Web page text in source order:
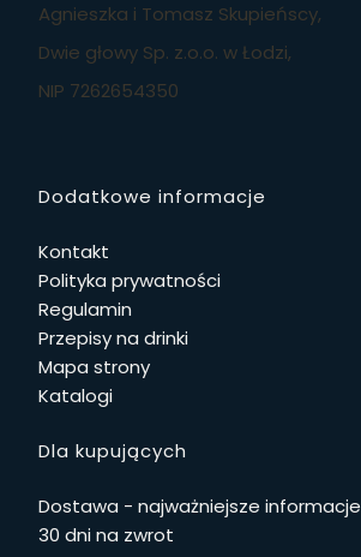
Agnieszka i Tomasz Skupieńscy,
Dwie głowy Sp. z.o.o. w Łodzi,
NIP 7262654350
Linki w stopce
Dodatkowe informacje
Kontakt
Polityka prywatności
Regulamin
Przepisy na drinki
Mapa strony
Katalogi
Dla kupujących
Dostawa - najważniejsze informacje
30 dni na zwrot